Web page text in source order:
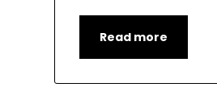
Read more